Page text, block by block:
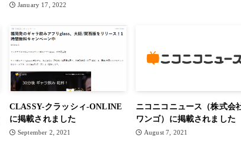
January 17, 2022
CLASSY-クラッシィ-ONLINE
に掲載されました
September 2, 2021
ニコニコニュース（株式会
ワンゴ）に掲載されました
August 7, 2021